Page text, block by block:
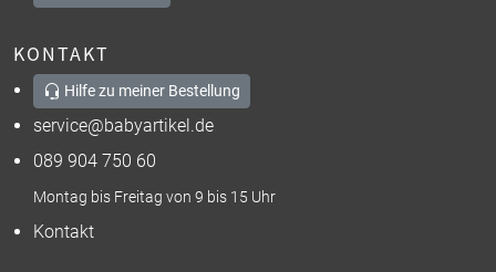
KONTAKT
Hilfe zu meiner Bestellung
service@babyartikel.de
089 904 750 60
Montag bis Freitag von 9 bis 15 Uhr
Kontakt